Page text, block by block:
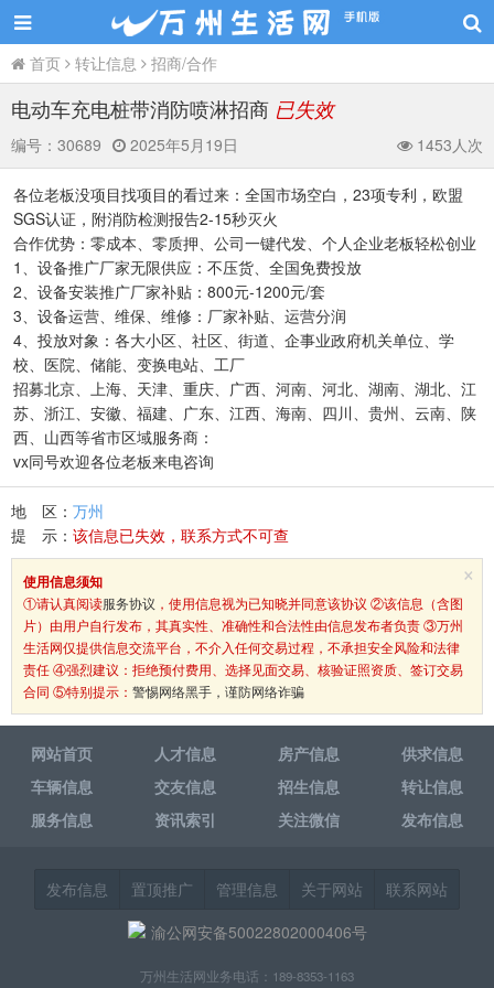
首页 转让信息 招商/合作
电动车充电桩带消防喷淋招商 已失效
编号： 30689 2025年5月19日 1453人次
各位老板没项目找项目的看过来：全国市场空白，23项专利，欧盟
SGS认证，附消防检测报告2-15秒灭火
合作优势：零成本、零质押、公司一键代发、个人企业老板轻松创业
1、设备推广厂家无限供应：不压货、全国免费投放
2、设备安装推广厂家补贴：800元-1200元/套
3、设备运营、维保、维修：厂家补贴、运营分润
4、投放对象：各大小区、社区、街道、企事业政府机关单位、学
校、医院、储能、变换电站、工厂
招募北京、上海、天津、重庆、广西、河南、河北、湖南、湖北、江
苏、浙江、安徽、福建、广东、江西、海南、四川、贵州、云南、陕
西、山西等省市区域服务商：
vx同号欢迎各位老板来电咨询
地 区： 万州
提 示： 该信息已失效，联系方式不可查
×
使用信息须知
①请认真阅读服务协议 ，使用信息视为已知晓并同意该协议 ②该信息（含图
片）由用户自行发布，其真实性、准确性和合法性由信息发布者负责 ③万州
生活网仅提供信息交流平台，不介入任何交易过程，不承担安全风险和法律
责任 ④强烈建议：拒绝预付费用、选择见面交易、核验证照资质、签订交易
合同 ⑤特别提示： 警惕网络黑手，谨防网络诈骗
网站首页 人才信息 房产信息
供求信息
车辆信息
交友信息 招生信息
转让信息
服务信息
资讯索引 关注微信 发布信息
发布信息 置顶推广 管理信息 关于网站
联系网站
渝公网安备50022802000406号
万州生活网业务电话：189-8353-1163